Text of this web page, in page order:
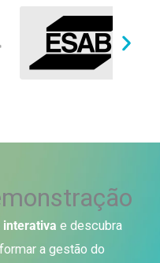
interativa e descubra
a gestão do